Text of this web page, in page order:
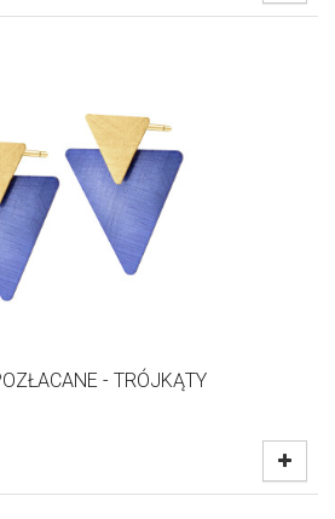
- TRÓJKĄTY